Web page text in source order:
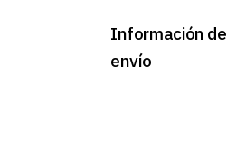
Información de
envío